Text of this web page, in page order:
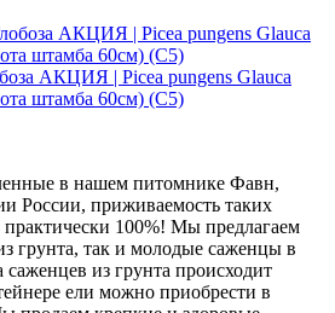
АКЦИЯ | Picea pungens Glauca
штамба 60см) (С5)
в нашем питомнике Фавн,
России, приживаемость таких
практически 100%! Мы предлагаем
грунта, так и молодые саженцы в
саженцев из грунта происходит
ели можно приобрести в